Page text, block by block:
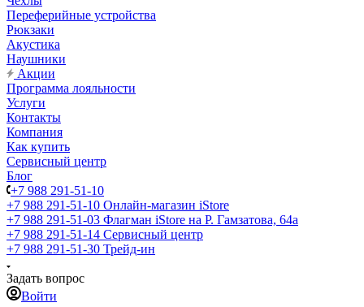
Переферийные устройства
Рюкзаки
Акустика
Наушники
Акции
Программа лояльности
Услуги
Контакты
Компания
Как купить
Сервисный центр
Блог
+7 988 291-51-10
+7 988 291-51-10 Онлайн-магазин iStore
+7 988 291-51-03 Флагман iStore на Р. Гамзатова, 64а
+7 988 291-51-14 Сервисный центр
+7 988 291-51-30 Трейд-ин
Задать вопрос
Войти